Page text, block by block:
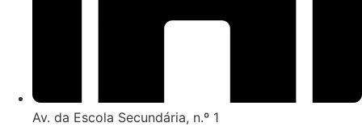
Av. da Escola Secundária, n.º 1